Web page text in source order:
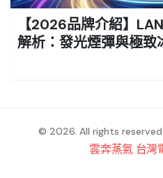
【2026品牌介紹】
解析：發光煙彈與極致
© 2026. All rights
雲奔蒸氣 台灣